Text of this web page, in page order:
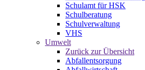
Schulamt für HSK
Schulberatung
Schulverwaltung
VHS
Umwelt
Zurück zur Übersicht
Abfallentsorgung